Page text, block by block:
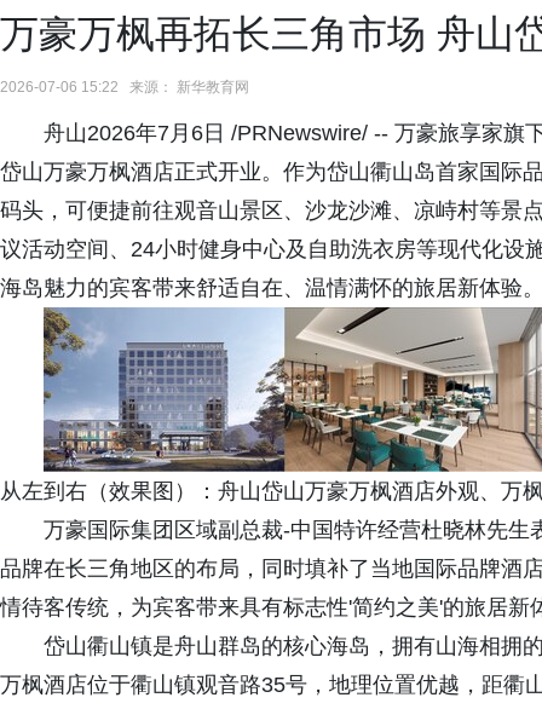
万豪万枫再拓长三角市场 舟山
2026-07-06 15:22 来源： 新华教育网
舟山2026年7月6日 /PRNewswire/ -- 万豪旅享家旗
岱山万豪万枫酒店正式开业。作为岱山衢山岛首家国际
码头，可便捷前往观音山景区、沙龙沙滩、凉峙村等景
议活动空间、24小时健身中心及自助洗衣房等现代化设
海岛魅力的宾客带来舒适自在、温情满怀的旅居新体验
从左到右（效果图）：舟山岱山万豪万枫酒店外观、万
万豪国际集团区域副总裁-中国特许经营杜晓林先
品牌在长三角地区的布局，同时填补了当地国际品牌酒
情待客传统，为宾客带来具有标志性'简约之美'的旅居
岱山衢山镇是舟山群岛的核心海岛，拥有山海相拥
万枫酒店位于衢山镇观音路35号，地理位置优越，距衢